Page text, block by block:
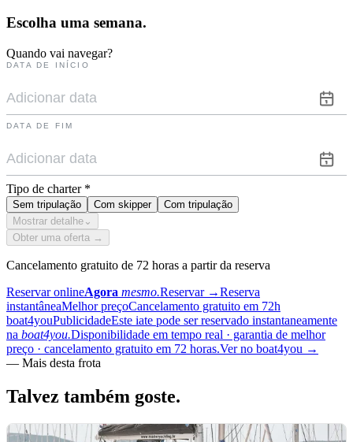
Escolha uma semana.
Quando vai navegar?
DATA DE INÍCIO
DATA DE FIM
Tipo de charter *
Sem tripulação Com skipper
Com tripulação
Mostrar detalhe ⌄
Obter uma oferta →
Cancelamento gratuito de 72 horas a partir da reserva
Reservar onlineAgora mesmo.Reservar →Reserva
instantâneaMelhor preçoCancelamento gratuito em 72h
boat4youPublicidadeEste iate pode ser reservado instantaneamente
na boat4you.Disponibilidade em tempo real · garantia de melhor
preço · cancelamento gratuito em 72 horas.Ver no boat4you →
— Mais desta frota
Talvez também goste.